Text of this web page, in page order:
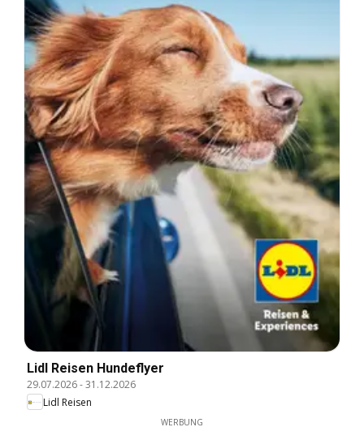
Lidl Reisen Hundeflyer
29.07.2026-31.12.2026
Lidl Reisen
WERBUNG